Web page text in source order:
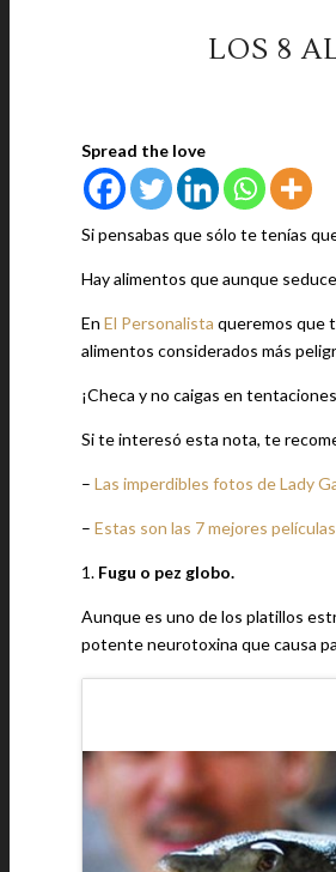
LOS 8
Spread the love
Si pensabas que sólo te tenías
Hay alimentos que aunque
En El Personalista queremos que
alimentos considerados más
¡Checa y no caigas en
Si te interesó esta nota, te
– Las imperdibles fotos de Lady
– Estas son las 7 mejores
1. Fugu o pez globo.
Aunque es uno de los platillos
potente neurotoxina que causa